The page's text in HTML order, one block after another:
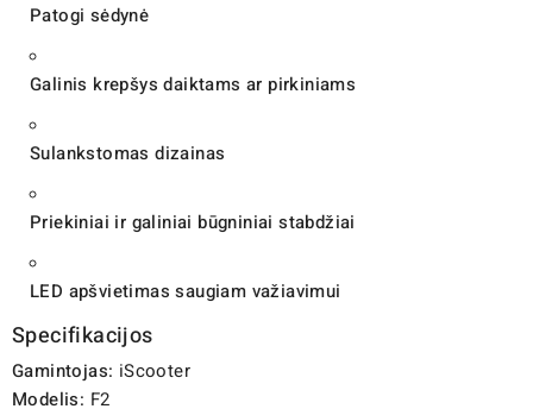
Patogi sėdynė
Galinis krepšys daiktams ar pirkiniams
Sulankstomas dizainas
Priekiniai ir galiniai būgniniai stabdžiai
LED apšvietimas saugiam važiavimui
Specifikacijos
Gamintojas: iScooter
Modelis: F2